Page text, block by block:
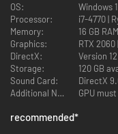
FLERE
Det mest stjernespækkede
spilbare WWE-
John Cena, Rhea Ripley og
Monroe.
OS:
Windows
Processor:
i7-4770 |
Memory:
16 GB RAM
Graphics:
RTX 2060
DirectX:
Version 12
Storage:
120 GB
Sound Card:
DirectX
Additional Notes:
GPU
recommended*